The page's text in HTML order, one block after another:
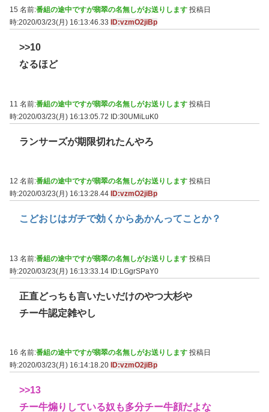
15 名前:番組の途中ですが翡翠の名無しがお送りします 投稿日
時:2020/03/23(月) 16:13:46.33
ID:vzmO2jiBp
>>10
なるほど
11 名前:番組の途中ですが翡翠の名無しがお送りします 投稿日
時:2020/03/23(月) 16:13:05.72 ID:30UMiLuK0
ランサーズが期限切れたんやろ
12 名前:番組の途中ですが翡翠の名無しがお送りします 投稿日
時:2020/03/23(月) 16:13:28.44 ID:vzmO2jiBp
こどおじはガチで効くからあかんってことか？
13 名前:番組の途中ですが翡翠の名無しがお送りします 投稿日
時:2020/03/23(月) 16:13:33.14 ID:LGgrSPaY0
正直どっちも言いたいだけのやつ大杉や
チー牛認定雑やし
16 名前:番組の途中ですが翡翠の名無しがお送りします 投稿日
時:2020/03/23(月) 16:14:18.20 ID:vzmO2jiBp
>>13
チー牛煽りしている奴も多分チー牛顔だよな